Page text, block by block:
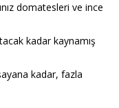
domatesleri ve ince
kadar kaynamış
kadar, fazla